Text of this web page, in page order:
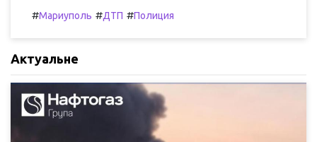
#Мариуполь #ДТП #Полиция
Актуальне